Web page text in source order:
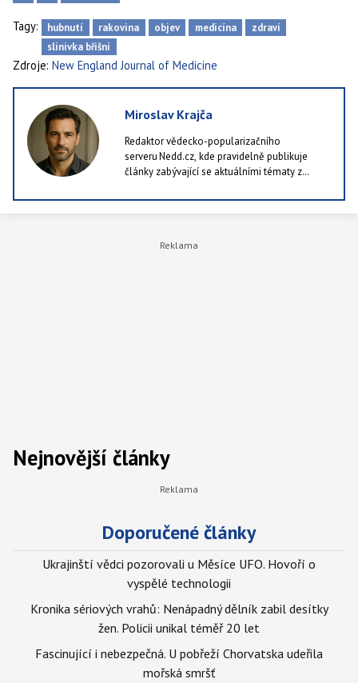
Tagy: hubnutí rakovina objev medicína
zdraví
slinivka břišní
Zdroje: New England Journal of Medicine
Miroslav Krajča
Redaktor vědecko-popularizačního
serveru Nedd.cz, kde pravidelně publikuje
články zabývající se aktuálními tématy z
zdraví. Rád kombinuje dostupné výzkumy a
studie se srozumitelným podáním, protože je
lidí v republice. Ve volných chvílích rád chodí
Nejnovější články
Doporučené články
Ukrajinští vědci pozorovali u Měsíce UFO. Hovoří o
vyspělé technologii
Kronika sériových vrahů: Nenápadný dělník zabil desítky
žen. Policii unikal téměř 20 let
Fascinující i nebezpečná. U pobřeží Chorvatska udeřila
mořská smršť